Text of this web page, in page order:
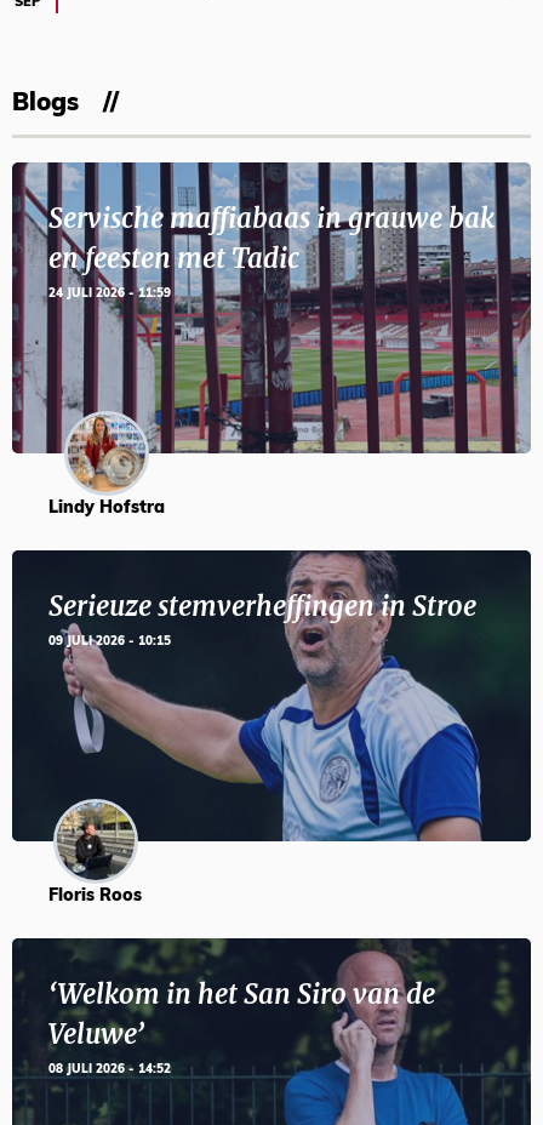
SEP
Blogs
Servische maffiabaas in grauwe bak
en feesten met Tadic
24 JULI 2026 - 11:59
Lindy Hofstra
Serieuze stemverheffingen in Stroe
09 JULI 2026 - 10:15
Floris Roos
‘Welkom in het San Siro van de
Veluwe’
08 JULI 2026 - 14:52